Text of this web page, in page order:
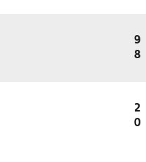
9
8
2
0